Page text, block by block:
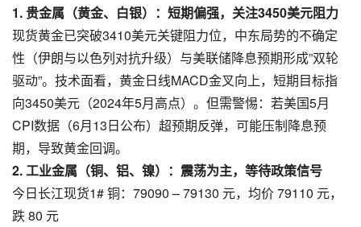
1. 贵金属（黄金、白银）：短期偏强，关注3450美元阻力​
现货黄金已突破3410美元关键阻力位，中东局势的不确定
性（伊朗与以色列对抗升级）与美联储降息预期形成”双轮
驱动”。技术面看，黄金日线MACD金叉向上，短期目标指
向3450美元（2024年5月高点）。但需警惕：若美国5月
CPI数据（6月13日公布）超预期反弹，可能压制降息预
期，导致黄金回调。
2. 工业金属（铜、铝、镍）：震荡为主，等待政策信号​
今日长江现货1# 铜：79090 – 79130 元，均价 79110 元，
跌 80 元​